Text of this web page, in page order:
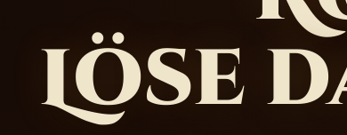
Löse